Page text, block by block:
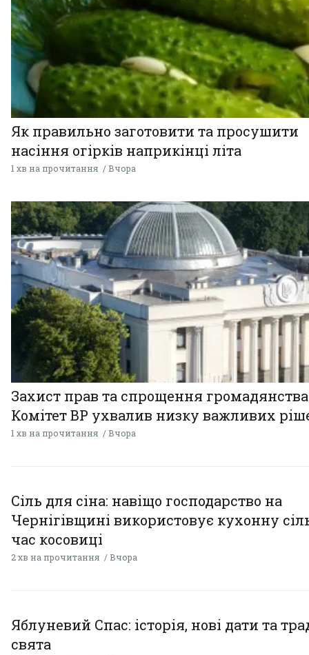
Як правильно заготовити та просушити
насіння огірків наприкінці літа
1 хв на прочитання Вчора
Захист прав та спрощення
Комітет ВР ухвалив низку важливих
1 хв на прочитання Вчора
Сіль для сіна: навіщо господарство на
Чернігівщині використовує кухонну
час косовиці
2 хв на прочитання Вчора
Яблуневий Спас: історія, нові дати та
свята